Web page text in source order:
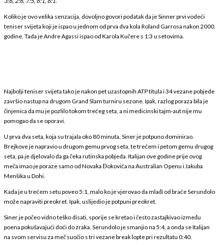
Koliko je ovo velika senzacija, dovoljno govori podatak da je Sinner prvi vodeći
teniser svijeta koji je ispao u jednom od prva dva kola Roland Garrosa nakon 2000.
godine. Tada je Andre Agassi ispao od Karola Kučere s 1:3 u setovima.
Najbolji teniser svijeta tako je nakon pet uzastopnih ATP titula i 34 vezane pobjede
završio nastup na drugom Grand Slam turniru sezone. Ipak, razlog poraza bila je
činjenica da mu je pozlilo tokom trećeg seta, a ni medicinski tajm-aut nije mu
pomogao da se oporavi.
U prva dva seta, koja su trajala oko 80 minuta, Siner je potpuno dominirao.
Brejkove je napravio u drugom gemu prvog seta, te trećem i petom gemu drugog
seta, pa je djelovalo da ga čeka rutinska pobjeda. Italijan ove godine prije ovog
meča imao je poraze samo od Novaka Đokovića na Australian Openu i Jakuba
Menšika u Dohi.
Kada je u trećem setu poveo 5:1, malo ko je vjerovao da mlađi od braće Serundolo
može napraviti preokret. Ipak, uslijedio je potpuni preokret.
Siner je počeo vidno teško disati, sporije se kretao i često zastajkivao između
poena pokušavajući doći do zraka. Serundolo je smanjio na 5:4, a onda se Italijan
na svom servisu za meč suočio s tri vezane break lopte pri rezultatu 0:40.